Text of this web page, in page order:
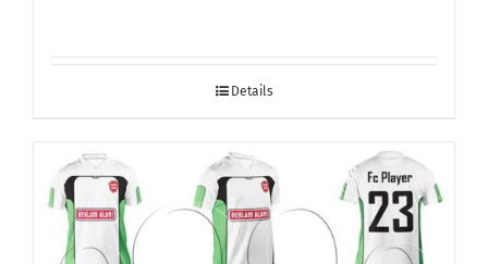
Details